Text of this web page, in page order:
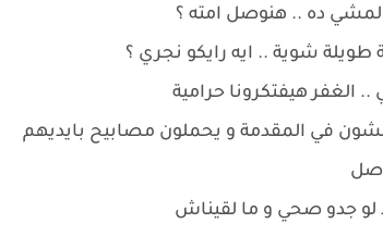
ده .. هنوصل امته ؟
شوية .. ايه رايكو نجري ؟
.. الغفر هيفتكرونا حرامية
في المقدمة و يحملون مصابيح بايديهم
لو جدو صحي و ما لقيناش